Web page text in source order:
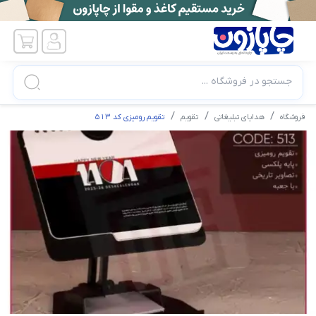
جستجو در فروشگاه ...
فروشگاه هدایای تبلیغاتی تقویم تقویم رومیزی کد 513